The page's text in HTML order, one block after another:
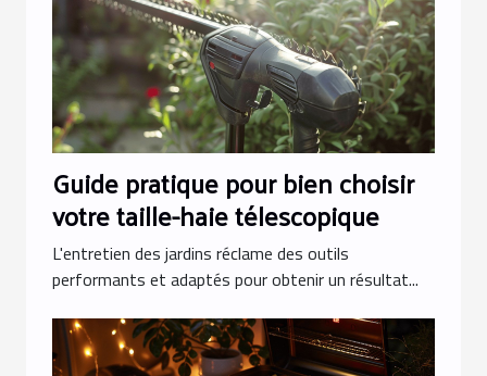
Guide pratique pour bien choisir
votre taille-haie télescopique
L'entretien des jardins réclame des outils
performants et adaptés pour obtenir un résultat...